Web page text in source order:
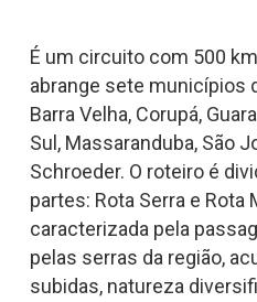
É um circuito com 500
abrange sete municípios
Barra Velha, Corupá,
Sul, Massaranduba, São
Schroeder. O roteiro é
partes: Rota Serra e Rota
caracterizada pela
pelas serras da região,
subidas, natureza